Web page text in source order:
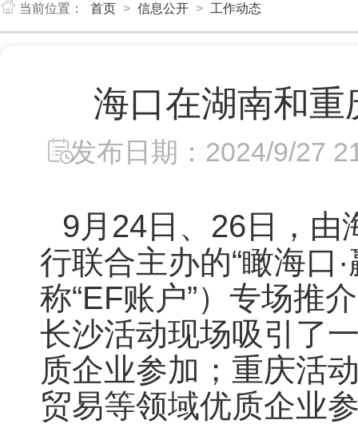
当前位置： 首页 > 信息公开 > 工作动态
海口在湖南和
发布日期：2024/9/27
9月24日、26日，由
行联合主办的“瞰海口
称“EF账户”）专场推
长沙活动现场吸引了
质企业参加；重庆活
贸易等领域优质企业